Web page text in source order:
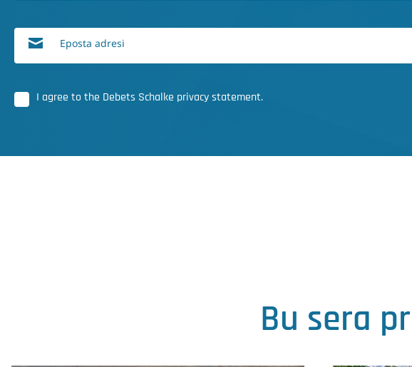
Eposta adresi
I agree to the Debets Schalke privacy statement.
Bu sera